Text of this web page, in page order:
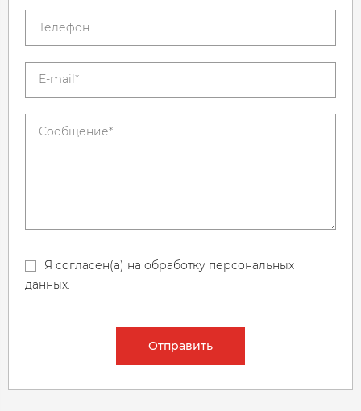
Я согласен(а) на обработку персональных
данных.
Отправить